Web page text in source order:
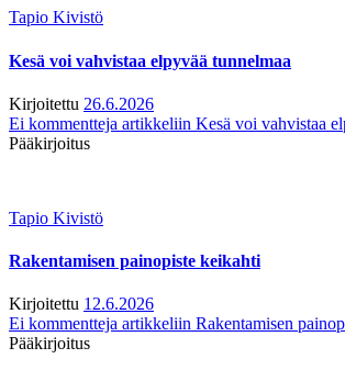
Tapio Kivistö
Kesä voi vahvistaa elpyvää tunnelmaa
Kirjoitettu 26.6.2026
Ei kommentteja artikkeliin Kesä voi vahvistaa
Pääkirjoitus
Tapio Kivistö
Rakentamisen painopiste keikahti
Kirjoitettu 12.6.2026
Ei kommentteja artikkeliin Rakentamisen
Pääkirjoitus